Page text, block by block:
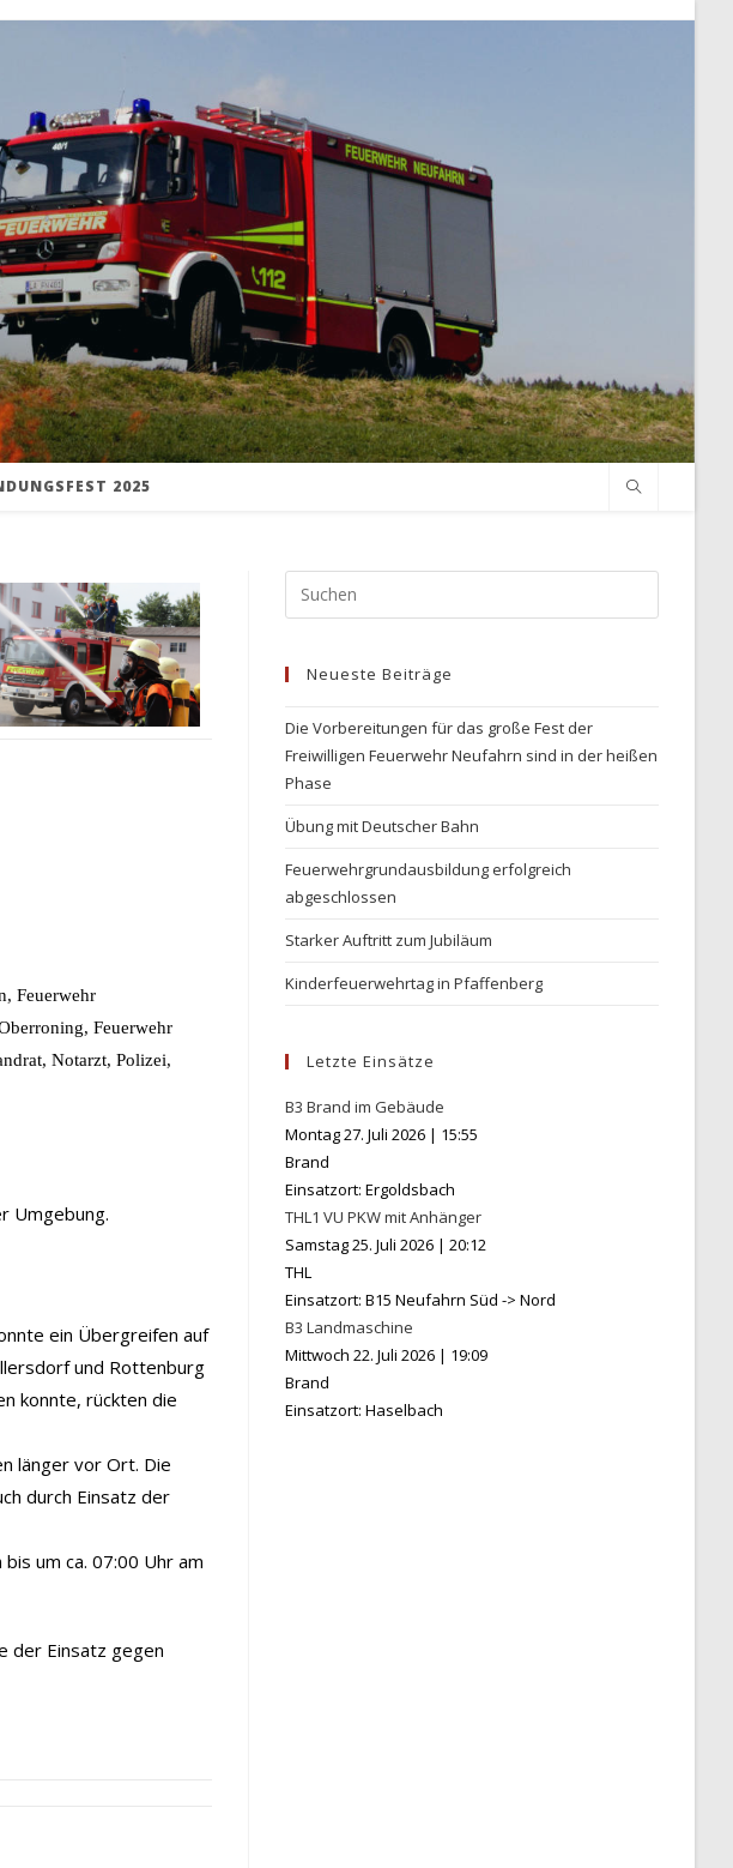
2025
Feuerwehr
Feuerwehr
Notarzt, Polizei,
Umgebung.
ein Übergreifen auf
und Rottenburg
konnte, rückten die
länger vor Ort. Die
durch Einsatz der
um ca. 07:00 Uhr am
der Einsatz gegen
Escape
Neueste Beiträge
Die Vorbereitungen für das große Fest der
Freiwilligen Feuerwehr Neufahrn sind in der heißen
Phase
Übung mit Deutscher Bahn
Feuerwehrgrundausbildung erfolgreich
abgeschlossen
Starker Auftritt zum Jubiläum
Kinderfeuerwehrtag in Pfaffenberg
Letzte Einsätze
B3 Brand im Gebäude
Montag 27. Juli 2026 | 15:55
Brand
Einsatzort: Ergoldsbach
THL1 VU PKW mit Anhänger
Samstag 25. Juli 2026 |20:12
THL
Einsatzort: B15 Neufahrn Süd -> Nord
B3 Landmaschine
Mittwoch 22. Juli 2026 | 19:09
Brand
Einsatzort: Haselbach